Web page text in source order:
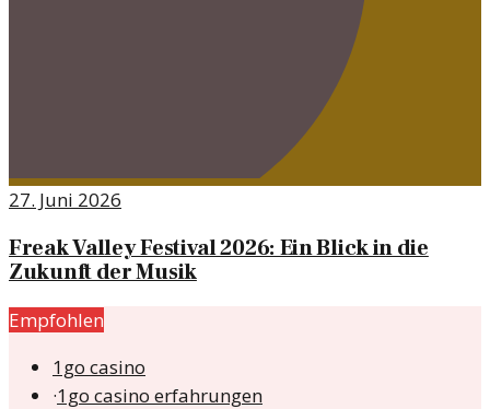
27. Juni 2026
Freak Valley Festival 2026: Ein Blick in die
Zukunft der Musik
Empfohlen
1go casino
·1go casino erfahrungen